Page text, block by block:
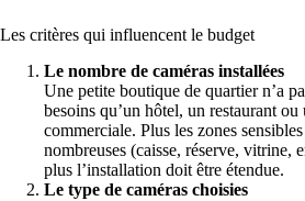
Les critères qui influencent le budget
Le nombre de caméras installées
Une petite boutique de quartier n’a
besoins qu’un hôtel, un restaurant ou
commerciale. Plus les zones
nombreuses (caisse, réserve, vitrine,
plus l’installation doit être étendue.
Le type de caméras choisies